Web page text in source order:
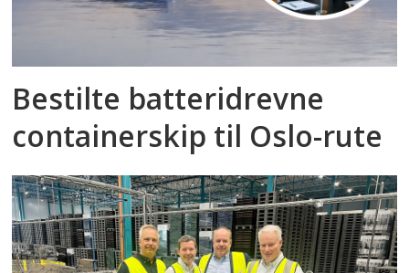
Bestilte batteridrevne
containerskip til Oslo-rute